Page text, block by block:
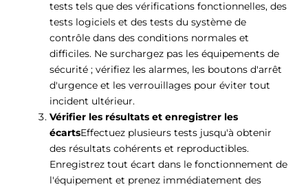
tests tels que des vérifications fonctionnelles, des
tests logiciels et des tests du système de
contrôle dans des conditions normales et
difficiles. Ne surchargez pas les équipements de
sécurité ; vérifiez les alarmes, les boutons d'arrêt
d'urgence et les verrouillages pour éviter tout
incident ultérieur.
Vérifier les résultats et enregistrer les
écartsEffectuez plusieurs tests jusqu'à obtenir
des résultats cohérents et reproductibles.
Enregistrez tout écart dans le fonctionnement de
l'équipement et prenez immédiatement des